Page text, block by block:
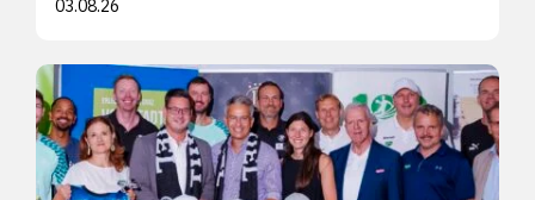
03.08.26